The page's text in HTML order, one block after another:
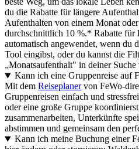
du die Rabatte für längere
Aufenthalten von einem Monat
durchschnittlich 10 %.* Rabatte für
automatisch angewendet, wenn du
Tool eingibst, oder du kannst die
„Monatsaufenthalt" in deiner Suche
Kann ich eine Gruppenreise auf
Mit dem Reiseplanervon FeWo-
Gruppenreisen einfach und
oder eine große Gruppe
zusammenarbeiten, Unterkünfte
abstimmen und gemeinsam den
Kann ich meine Buchung einer